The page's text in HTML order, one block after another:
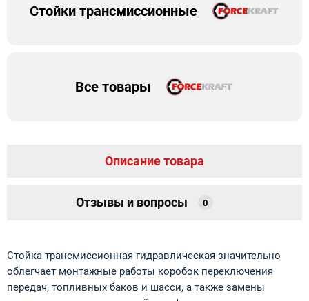
Стойки трансмиссионные
Все товары
Описание товара
Отзывы и вопросы 0
Стойка трансмиссионная гидравлическая значительно
облегчает монтажные работы коробок переключения
передач, топливных баков и шасси, а также замены